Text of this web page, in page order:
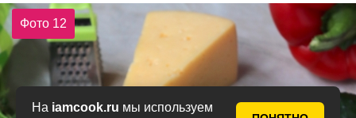
На iamcook.ru мы используем
Фото 12